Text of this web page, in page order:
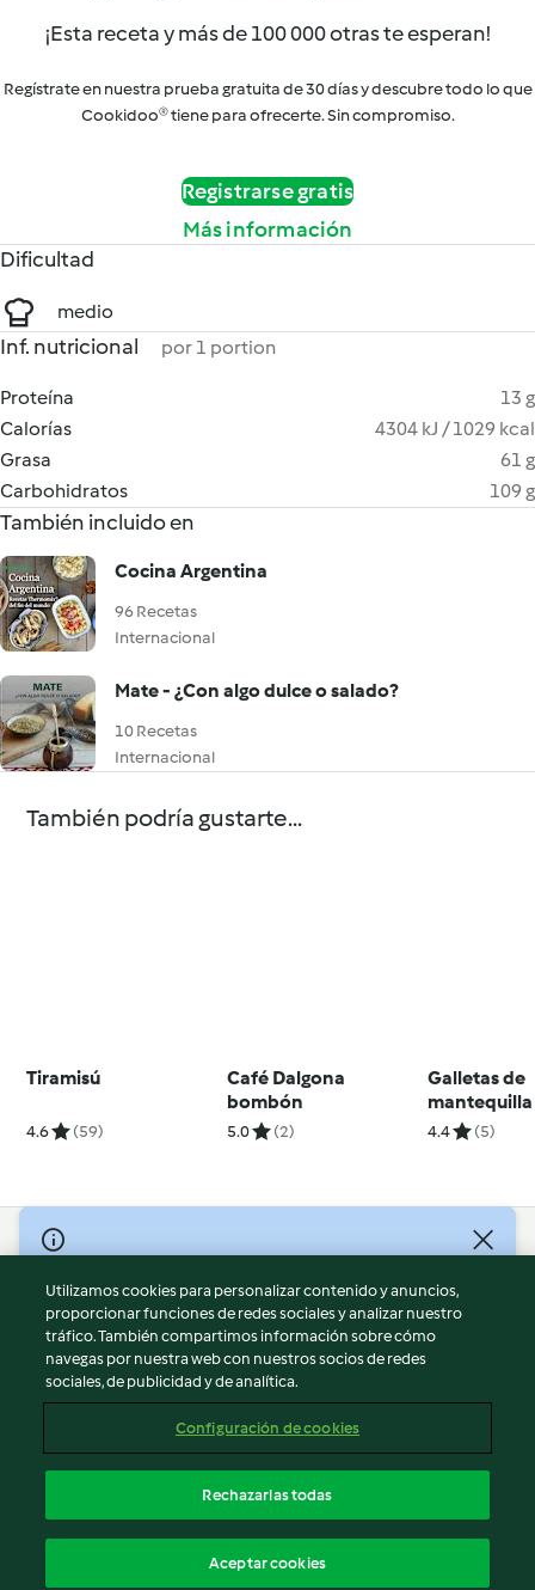
¡Esta receta y más de 100 000 otras te esperan!
Regístrate en nuestra prueba gratuita de 30 días y descubre todo lo que
Cookidoo® tiene para ofrecerte. Sin compromiso.
Registrarse gratis
Más información
Dificultad
medio
Inf. nutricional por 1 portion
Proteína
13 g
Calorías
4304 kJ / 1029 kcal
Grasa
61 g
Carbohidratos
109 g
También incluido en
Cocina Argentina
96 Recetas
Internacional
Mate - ¿Con algo dulce o salado?
10 Recetas
Internacional
También podría gustarte...
Tiramisú
4.6 (59)
Café Dalgona
bombón
5.0 (2)
Galletas de
mantequilla
4.4 (5)
© Copyright 2026
Términos de uso
Política de privacidad
Aviso legal
Información legal
Reportar contenido
Declaración de accesibilidad
Utilizamos cookies para personalizar contenido y anuncios,
proporcionar funciones de redes sociales y analizar nuestro
tráfico. También compartimos información sobre cómo
navegas por nuestra web con nuestros socios de redes
sociales, de publicidad y de analítica.
Configuración de cookies
Rechazarlas todas
Aceptar cookies